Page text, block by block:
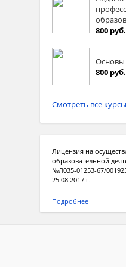
800 руб.
Основы
800 руб.
Смотреть все курсы
Лицензия на
образовательной
№Л035-01253-67/
25.08.2017 г.
Подробнее